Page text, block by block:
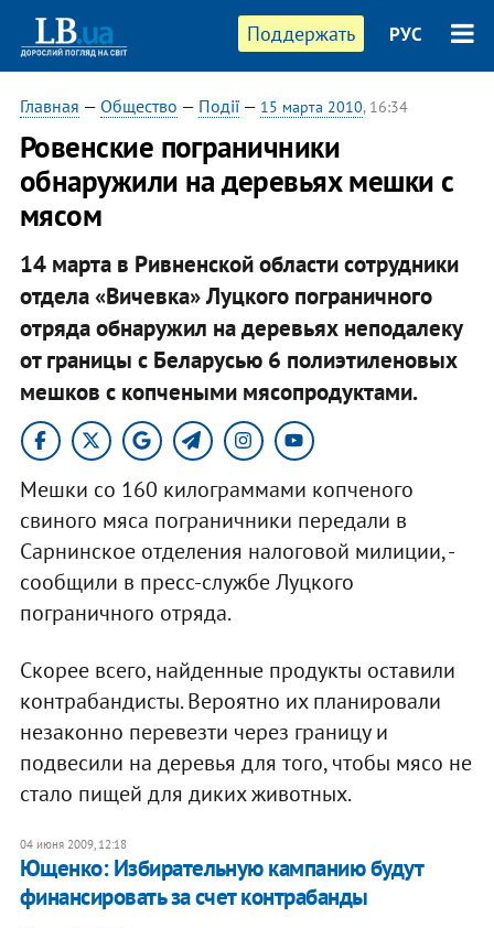
Поддержать РУС
Главная — Общество — Події— 15 марта 2010, 16:34
Ровенские пограничники
обнаружили на деревьях мешки с
мясом
14 марта в Ривненской области сотрудники
отдела «Вичевка» Луцкого пограничного
отряда обнаружил на деревьях неподалеку
от границы с Беларусью 6 полиэтиленовых
мешков с копчеными мясопродуктами.
Мешки со 160 килограммами копченого
свиного мяса пограничники передали в
Сарнинское отделения налоговой милиции, -
сообщили в пресс-службе Луцкого
пограничного отряда.
Скорее всего, найденные продукты оставили
контрабандисты. Вероятно их планировали
незаконно перевезти через границу и
подвесили на деревья для того, чтобы мясо не
стало пищей для диких животных.
04 июня 2009, 12:18
Ющенко: Избирательную кампанию будут
финансировать за счет контрабанды